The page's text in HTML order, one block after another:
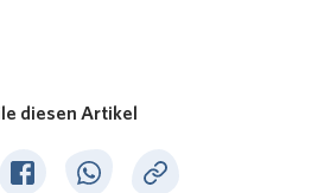
diesen Artikel
Twitter
Deel op Facebook
Deel op WhatsApp
Kopieer link